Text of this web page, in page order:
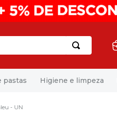
pastas Higiene e limpeza
- UN